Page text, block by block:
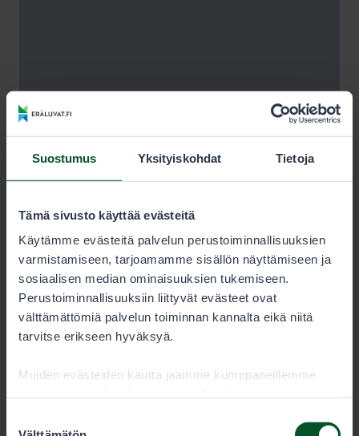
Suostumus Yksityiskohdat Tietoja
Tämä sivusto käyttää evästeitä
Käytämme evästeitä palvelun perustoiminnallisuuksien
varmistamiseen, tarjoamamme sisällön näyttämiseen ja
sosiaalisen median ominaisuuksien tukemiseen.
Perustoiminnallisuuksiin liittyvät evästeet ovat
välttämättömiä palvelun toiminnan kannalta eikä niitä
tarvitse erikseen hyväksyä.
Muiden evästeiden kautta jaamme kumppaneillemme
tietoihin, joita olet antanut heille tai joita on kerätty, kun